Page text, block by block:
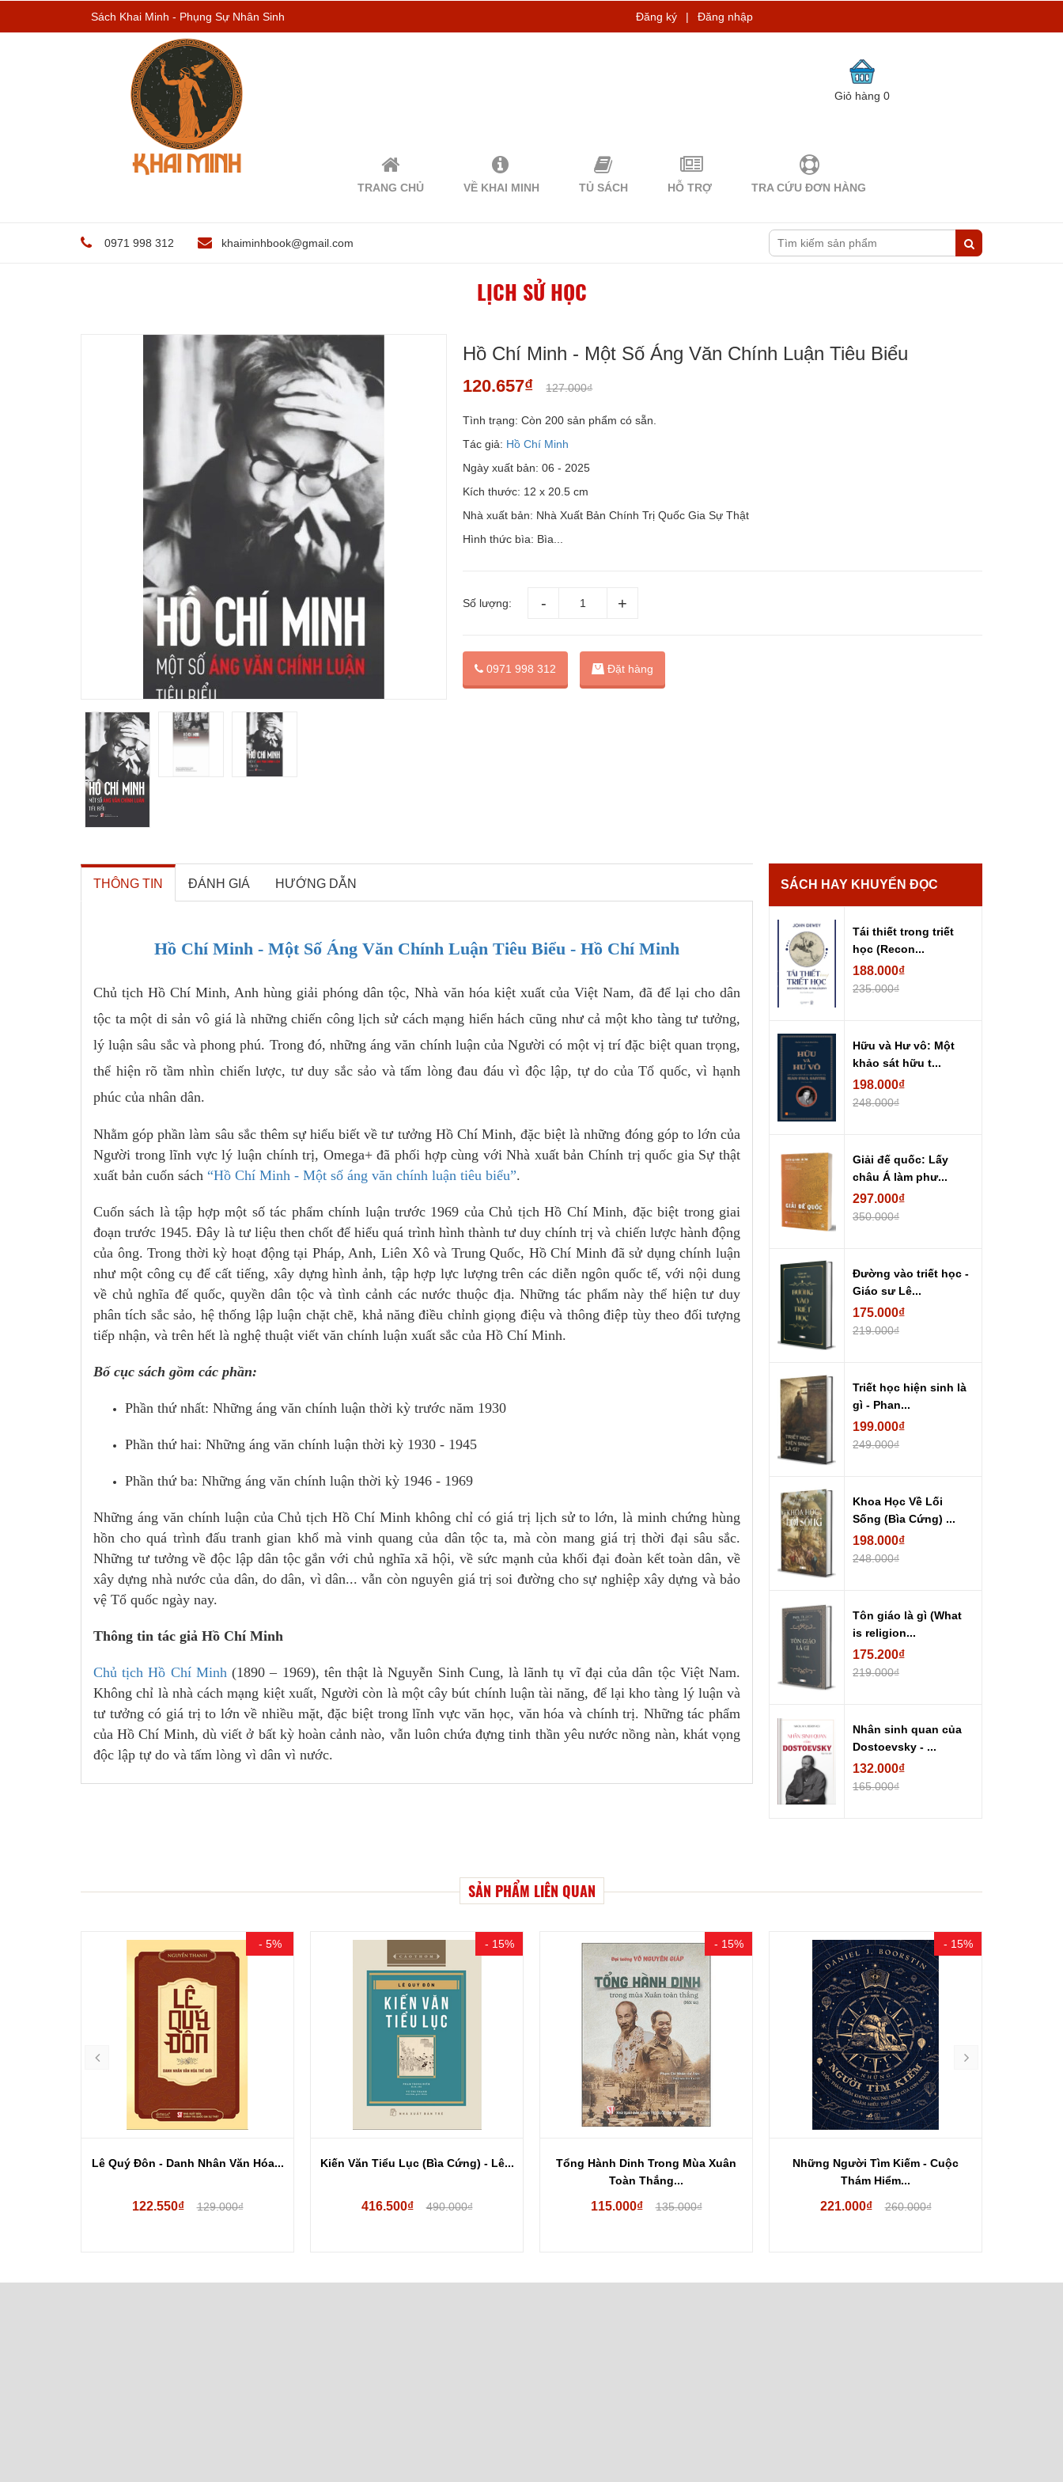
Sách Khai Minh - Phụng Sự Nhân Sinh Đăng ký | Đăng nhập
Giỏ hàng0
TRANG CHỦ VỀ KHAI MINH TỦ SÁCH HỖ TRỢ TRA CỨU ĐƠN HÀNG
0971 998 312 khaiminhbook@gmail.com
LỊCH SỬ HỌC
Hồ Chí Minh - Một Số Áng Văn Chính Luận Tiêu Biểu
120.657₫ 127.000₫
Tình trạng: Còn 200 sản phẩm có sẵn.
Tác giả: Hồ Chí Minh
Ngày xuất bản: 06 - 2025
Kích thước: 12 x 20.5 cm
Nhà xuất bản: Nhà Xuất Bản Chính Trị Quốc Gia Sự Thật
Hình thức bìa: Bìa...
Số lượng:
0971 998 312 Đặt hàng
THÔNG TIN ĐÁNH GIÁ HƯỚNG DẪN
Hồ Chí Minh - Một Số Áng Văn Chính Luận Tiêu Biểu - Hồ Chí Minh
Chủ tịch Hồ Chí Minh, Anh hùng giải phóng dân tộc, Nhà văn hóa kiệt xuất của Việt Nam, đã để lại cho dân
tộc ta một di sản vô giá là những chiến công lịch sử cách mạng hiển hách cũng như cả một kho tàng tư tưởng,
lý luận sâu sắc và phong phú. Trong đó, những áng văn chính luận của Người có một vị trí đặc biệt quan trọng,
thể hiện rõ tầm nhìn chiến lược, tư duy sắc sảo và tấm lòng đau đáu vì độc lập, tự do của Tổ quốc, vì hạnh
phúc của nhân dân.
Nhằm góp phần làm sâu sắc thêm sự hiểu biết về tư tưởng Hồ Chí Minh, đặc biệt là những đóng góp to lớn của
Người trong lĩnh vực lý luận chính trị, Omega+ đã phối hợp cùng với Nhà xuất bản Chính trị quốc gia Sự thật
xuất bản cuốn sách “Hồ Chí Minh - Một số áng văn chính luận tiêu biểu”.
Cuốn sách là tập hợp một số tác phẩm chính luận trước 1969 của Chủ tịch Hồ Chí Minh, đặc biệt trong giai
đoạn trước 1945. Đây là tư liệu then chốt để hiểu quá trình hình thành tư duy chính trị và chiến lược hành động
của ông. Trong thời kỳ hoạt động tại Pháp, Anh, Liên Xô và Trung Quốc, Hồ Chí Minh đã sử dụng chính luận
như một công cụ để cất tiếng, xây dựng hình ảnh, tập hợp lực lượng trên các diễn ngôn quốc tế, với nội dung
về chủ nghĩa đế quốc, quyền dân tộc và tình cảnh các nước thuộc địa. Những tác phẩm này thể hiện tư duy
phân tích sắc sảo, hệ thống lập luận chặt chẽ, khả năng điều chỉnh giọng điệu và thông điệp tùy theo đối tượng
tiếp nhận, và trên hết là nghệ thuật viết văn chính luận xuất sắc của Hồ Chí Minh.
Bố cục sách gồm các phần:
Phần thứ nhất: Những áng văn chính luận thời kỳ trước năm 1930
Phần thứ hai: Những áng văn chính luận thời kỳ 1930 - 1945
Phần thứ ba: Những áng văn chính luận thời kỳ 1946 - 1969
Những áng văn chính luận của Chủ tịch Hồ Chí Minh không chỉ có giá trị lịch sử to lớn, là minh chứng hùng
hồn cho quá trình đấu tranh gian khổ mà vinh quang của dân tộc ta, mà còn mang giá trị thời đại sâu sắc.
Những tư tưởng về độc lập dân tộc gắn với chủ nghĩa xã hội, về sức mạnh của khối đại đoàn kết toàn dân, về
xây dựng nhà nước của dân, do dân, vì dân... vẫn còn nguyên giá trị soi đường cho sự nghiệp xây dựng và bảo
vệ Tổ quốc ngày nay.
Thông tin tác giả Hồ Chí Minh
Chủ tịch Hồ Chí Minh(1890 – 1969), tên thật là Nguyễn Sinh Cung, là lãnh tụ vĩ đại của dân tộc Việt Nam.
Không chỉ là nhà cách mạng kiệt xuất, Người còn là một cây bút chính luận tài năng, để lại kho tàng lý luận và
tư tưởng có giá trị to lớn về nhiều mặt, đặc biệt trong lĩnh vực văn học, văn hóa và chính trị. Những tác phẩm
của Hồ Chí Minh, dù viết ở bất kỳ hoàn cảnh nào, vẫn luôn chứa đựng tinh thần yêu nước nồng nàn, khát vọng
độc lập tự do và tấm lòng vì dân vì nước.
SÁCH HAY KHUYẾN ĐỌC
Tái thiết trong triết
học (Recon...
188.000₫
235.000₫
Hữu và Hư vô: Một
khảo sát hữu t...
198.000₫
248.000₫
Giải đế quốc: Lấy
châu Á làm phư...
297.000₫
350.000₫
Đường vào triết học -
Giáo sư Lê...
175.000₫
219.000₫
Triết học hiện sinh là
gì - Phan...
199.000₫
249.000₫
Khoa Học Về Lối
Sống (Bìa Cứng) ...
198.000₫
248.000₫
Tôn giáo là gì (What
is religion...
175.200₫
219.000₫
Nhân sinh quan của
Dostoevsky - ...
132.000₫
165.000₫
SẢN PHẨM LIÊN QUAN
- 5%
Lê Quý Đôn - Danh Nhân Văn Hóa...
122.550₫ 129.000₫
- 15%
Kiến Văn Tiểu Lục (Bìa Cứng) - Lê...
416.500₫ 490.000₫
- 15%
Tổng Hành Dinh Trong Mùa Xuân
Toàn Thắng...
115.000₫ 135.000₫
- 15%
Những Người Tìm Kiếm - Cuộc
Thám Hiểm...
221.000₫ 260.000₫